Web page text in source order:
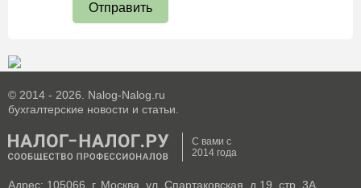
Отправить
© 2014 - 2026. Nalog-Nalog.ru
бухгалтерские новости и статьи.
С вами с
2014 года
Адрес: 105066, г. Москва, ул. Спартаковская, д.19, стр. 3А